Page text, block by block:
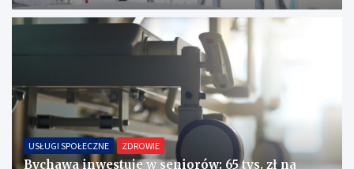
USŁUGI SPOŁECZNE ZDROWIE
Bychawa inwestuje w seniorów: 65 tys. zł na